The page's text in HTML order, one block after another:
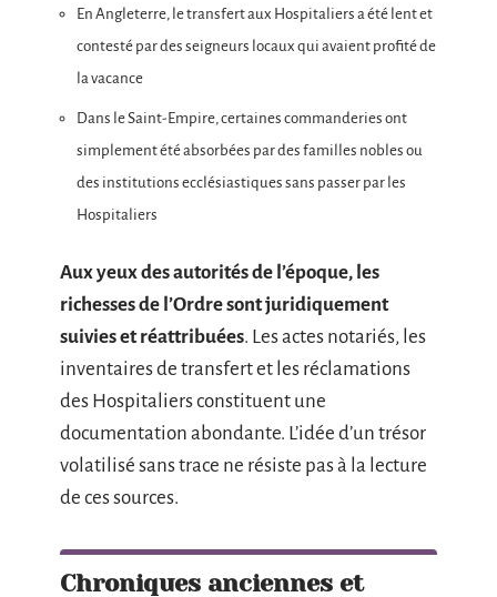
En Angleterre, le transfert aux Hospitaliers a été lent et
contesté par des seigneurs locaux qui avaient profité de
la vacance
Dans le Saint-Empire, certaines commanderies ont
simplement été absorbées par des familles nobles ou
des institutions ecclésiastiques sans passer par les
Hospitaliers
Aux yeux des autorités de l’époque, les
richesses de l’Ordre sont juridiquement
suivies et réattribuées. Les actes notariés, les
inventaires de transfert et les réclamations
des Hospitaliers constituent une
documentation abondante. L’idée d’un trésor
volatilisé sans trace ne résiste pas à la lecture
de ces sources.
Chroniques anciennes et